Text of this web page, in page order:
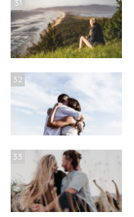
31
32
33